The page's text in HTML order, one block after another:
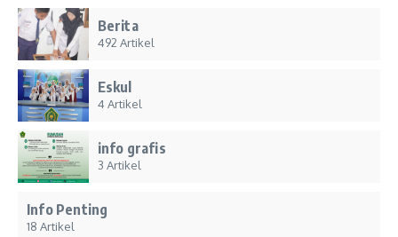
Berita
492 Artikel
Eskul
4 Artikel
info grafis
3 Artikel
Info Penting
18 Artikel